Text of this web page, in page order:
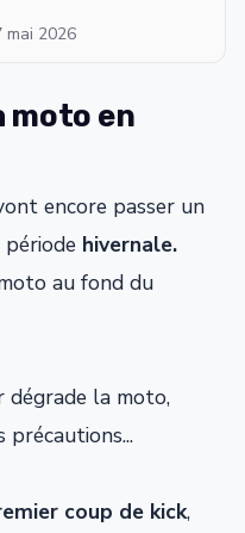
mai 2026
moto en
encore passer un
hivernale.
au fond du
dégrade la moto,
précautions...
coup de kick,